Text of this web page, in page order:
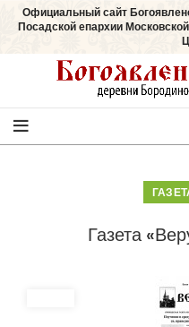
Официальный сайт
Посадской епархии
Газета